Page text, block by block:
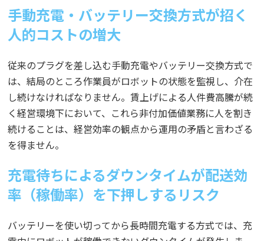
手動充電・バッテリー交換方式が招く
人的コストの増大
従来のプラグを差し込む手動充電やバッテリー交換方式で
は、結局のところ作業員がロボットの状態を監視し、介在
し続けなければなりません。賃上げによる人件費高騰が続
く経営環境下において、これら非付加価値業務に人を割き
続けることは、経営効率の観点から運用の矛盾と言わざる
を得ません。
充電待ちによるダウンタイムが配送効
率（稼働率）を下押しするリスク
バッテリーを使い切ってから長時間充電する方式では、充